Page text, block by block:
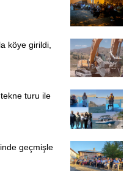
köye girildi,
turu ile
geçmişle